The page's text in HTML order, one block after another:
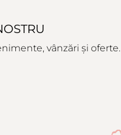
vânzări și oferte.